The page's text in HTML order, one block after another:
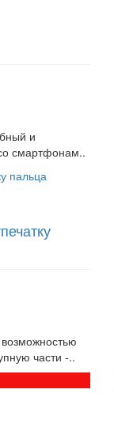
и
смартфонам..
части -..